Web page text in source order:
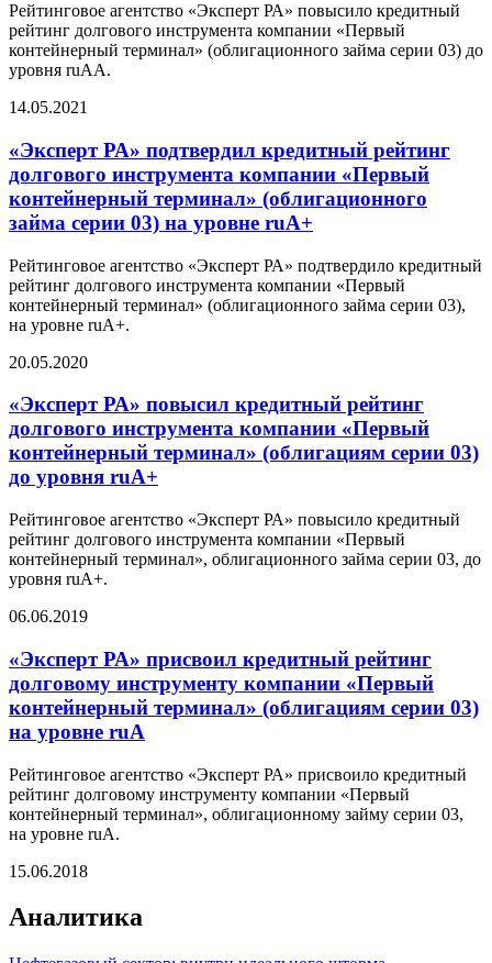
Рейтинговое агентство «Эксперт РА» повысило кредитный
рейтинг долгового инструмента компании «Первый
контейнерный терминал» (облигационного займа серии 03) до
уровня ruАА.
14.05.2021
«Эксперт РА» подтвердил кредитный рейтинг
долгового инструмента компании «Первый
контейнерный терминал» (облигационного
займа серии 03) на уровне ruА+
Рейтинговое агентство «Эксперт РА» подтвердило кредитный
рейтинг долгового инструмента компании «Первый
контейнерный терминал» (облигационного займа серии 03),
на уровне ruА+.
20.05.2020
«Эксперт РА» повысил кредитный рейтинг
долгового инструмента компании «Первый
контейнерный терминал» (облигациям серии 03)
до уровня ruА+
Рейтинговое агентство «Эксперт РА» повысило кредитный
рейтинг долгового инструмента компании «Первый
контейнерный терминал», облигационного займа серии 03, до
уровня ruА+.
06.06.2019
«Эксперт РА» присвоил кредитный рейтинг
долговому инструменту компании «Первый
контейнерный терминал» (облигациям серии 03)
на уровне ruА
Рейтинговое агентство «Эксперт РА» присвоило кредитный
рейтинг долговому инструменту компании «Первый
контейнерный терминал», облигационному займу серии 03,
на уровне ruА.
15.06.2018
Аналитика